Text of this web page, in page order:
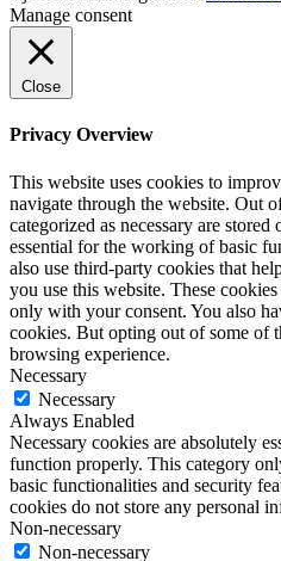
Manage consent
Close
Privacy Overview
This website uses cookies to
navigate through the website. Out
categorized as necessary are
essential for the working of basic
also use third-party cookies that
you use this website. These
only with your consent. You also
cookies. But opting out of some of
browsing experience.
Necessary
Necessary
Always Enabled
Necessary cookies are absolutely
function properly. This category
basic functionalities and security
cookies do not store any personal
Non-necessary
Non-necessary